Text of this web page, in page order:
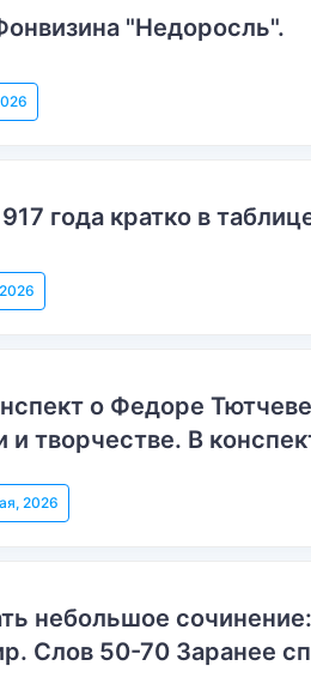
"Недоросль".
года кратко в
о Федоре
творчестве. В
2026
небольшое
Слов 50-70 Заранее